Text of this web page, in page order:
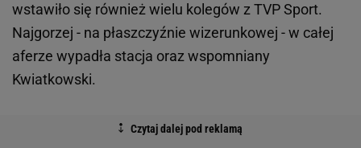
wstawiło się również wielu kolegów z TVP Sport.
Najgorzej - na płaszczyźnie wizerunkowej - w całej
aferze wypadła stacja oraz wspomniany
Kwiatkowski.